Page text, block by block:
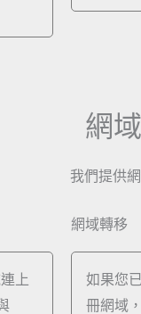
網
我們提供
上
網域轉移
如果您
冊網域